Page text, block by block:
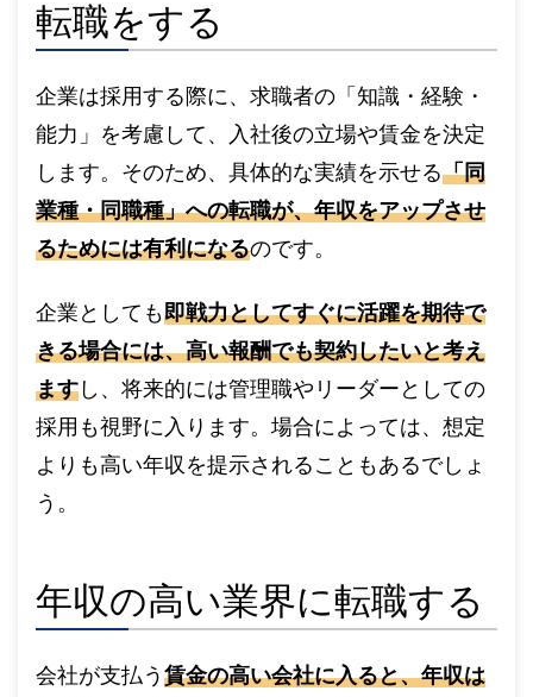
転職をする
企業は採用する際に、求職者の「知識・経験・
能力」を考慮して、入社後の立場や賃金を決定
します。そのため、具体的な実績を示せる「同
業種・同職種」への転職が、年収をアップさせ
るためには有利になるのです。
企業としても即戦力としてすぐに活躍を期待で
きる場合には、高い報酬でも契約したいと考え
ます し、将来的には管理職やリーダーとしての
採用も視野に入ります。場合によっては、想定
よりも高い年収を提示されることもあるでしょ
う。
年収の高い業界に転職する
会社が支払う 賃金の高い会社に入ると、年収は